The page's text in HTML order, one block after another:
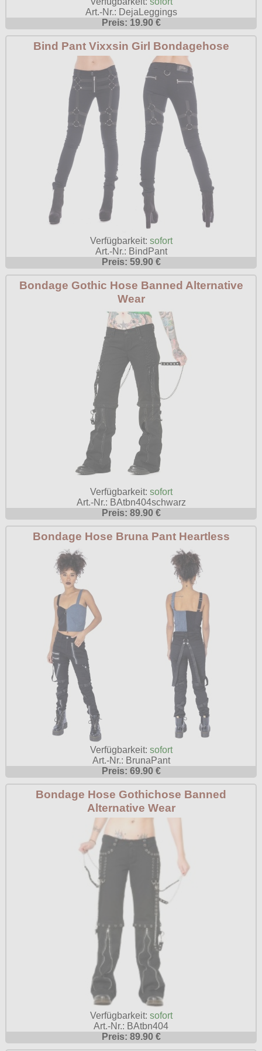
Poizen Industries
Queen of Darkness
Restyle
Rockabella
Sinister
Spin Doctor
Surplus
Vixxsin
Voodoo Vixen
Warrior Clothing
Gothic Shop
Hot Rod
Punkrock
Rockabilly
Art.-Nr.: DejaLeggings
Preis: 19.90 €
Bind Pant Vixxsin Girl Bondagehose
Verfügbarkeit: sofort
Art.-Nr.: BindPant
Preis: 59.90 €
Bondage Gothic Hose Banned Alternative
Wear
Verfügbarkeit: sofort
Art.-Nr.: BAtbn404schwarz
Preis: 89.90 €
Bondage Hose Bruna Pant Heartless
Verfügbarkeit: sofort
Art.-Nr.: BrunaPant
Preis: 69.90 €
Bondage Hose Gothichose Banned
Alternative Wear
Verfügbarkeit: sofort
Art.-Nr.: BAtbn404
Preis: 89.90 €